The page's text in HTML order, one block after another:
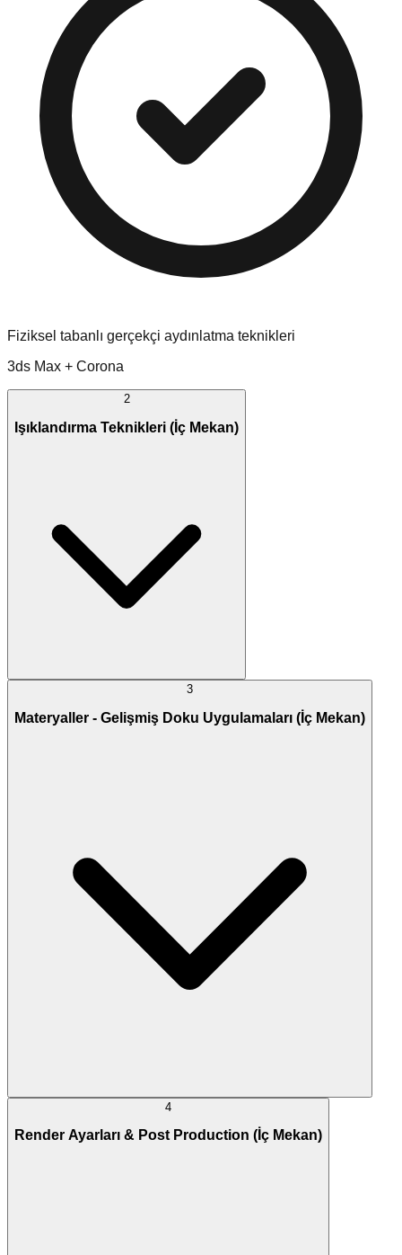
Fiziksel tabanlı gerçekçi aydınlatma teknikleri
3ds Max + Corona
2
Işıklandırma Teknikleri (İç Mekan)
3
Materyaller - Gelişmiş Doku Uygulamaları (İç Mekan)
4
Render Ayarları & Post Production (İç Mekan)